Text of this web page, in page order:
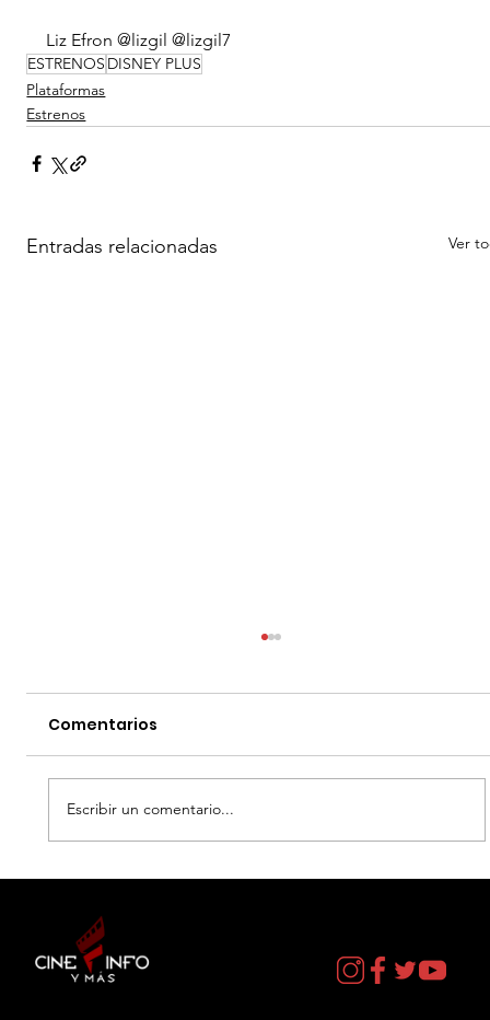
Liz Efron @lizgil @lizgil7
ESTRENOS DISNEY PLUS
Plataformas
Estrenos
Entradas relacionadas Ver
por LIZ GIL
Comentarios
Escribir un comentario...